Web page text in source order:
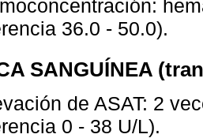
36.0 - 50.0).
SANGUÍNEA
de ASAT: 2
0 - 38 U/L).